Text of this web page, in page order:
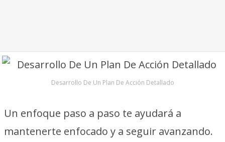
Desarrollo De Un Plan De Acción Detallado
Un enfoque paso a paso te ayudará a
mantenerte enfocado y a seguir avanzando.